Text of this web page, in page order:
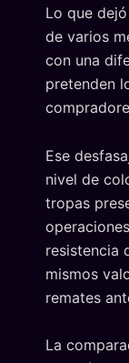
Lo que
de varios
con una
pretenden
Ese
nivel de
tropas
resistencia
mismos
remates
La